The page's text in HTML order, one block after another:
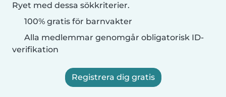
Ryet med dessa sökkriterier.
100% gratis för barnvakter
Alla medlemmar genomgår obligatorisk ID-
verifikation
Registrera dig gratis